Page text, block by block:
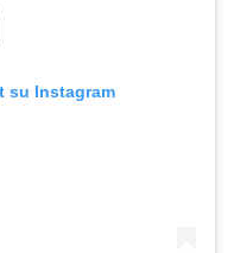
su Instagram